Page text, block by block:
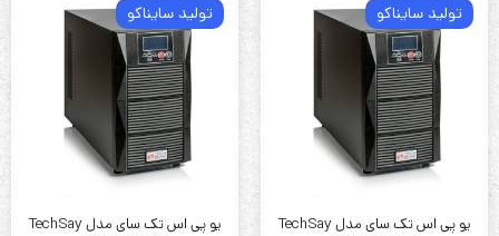
تولید سایناکو
یو پی اس تک سای مدل TechSay
تولید سایناکو
یو پی اس تک سای مدل TechSay